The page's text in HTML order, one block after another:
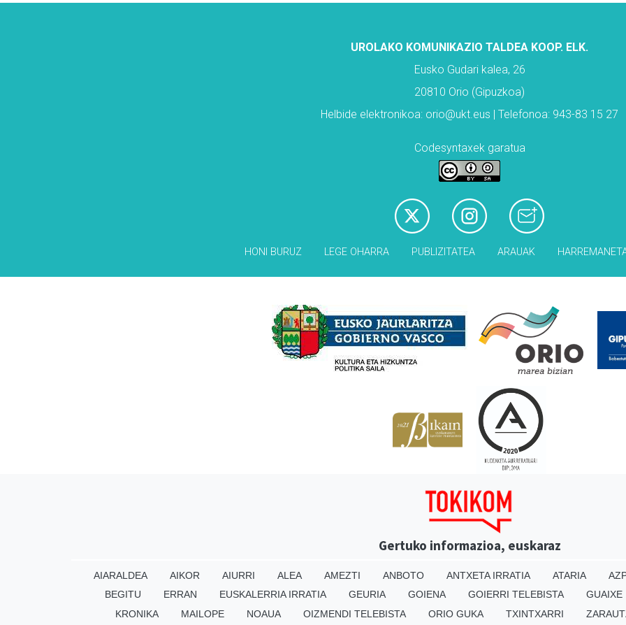
UROLAKO KOMUNIKAZIO TALDEA KOOP. ELK.
Eusko Gudari kalea, 26
20810 Orio (Gipuzkoa)
Helbide elektronikoa: orio@ukt.eus | Telefonoa: 943-83 15 27
Codesyntaxek garatua
HONI BURUZ LEGE OHARRA PUBLIZITATEA ARAUAK
Gertuko informazioa, euskaraz
AIARALDEA AIKOR AIURRI ALEA AMEZTI ANBOTO ANTXETA IRRATIA ATARIA
BEGITU
ERRAN EUSKALERRIA IRRATIA GEURIA GOIENA GOIERRI TELEBISTA GUAIXE
KRONIKA
MAILOPE NOAUA OIZMENDI TELEBISTA ORIO GUKA TXINTXARRI